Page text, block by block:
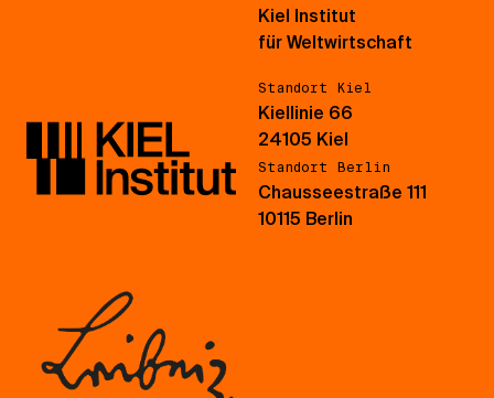
Kiel Institut
für Weltwirtschaft
Standort Kiel
Kiellinie 66
24105 Kiel
Standort Berlin
Chausseestraße 111
10115 Berlin